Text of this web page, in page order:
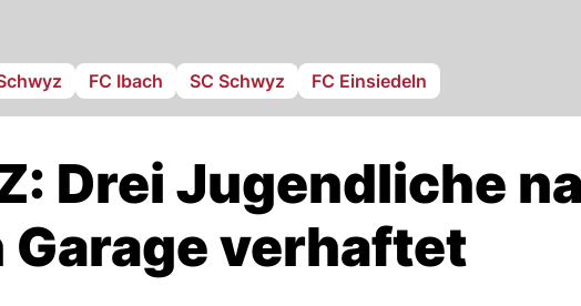
FC Ibach SC Schwyz FC Einsiedeln
Drei Jugendliche
verhaftet